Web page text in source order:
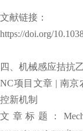
文献链接：
https://doi.org/
四、机械感应拮抗
NC项目文章 | 南京
控新机制
文章标题：